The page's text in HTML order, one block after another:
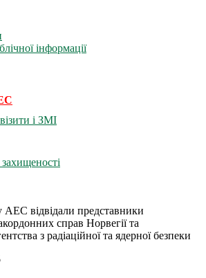
інформації
і ЗМІ
АЕС відвідали представники
справ Норвегії та
з радіаційної та ядерної безпеки